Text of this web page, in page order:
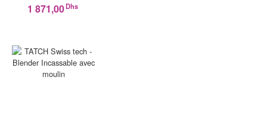
1 871,00Dhs